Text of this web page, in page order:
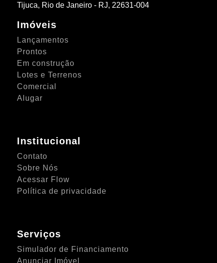
Tijuca, Rio de Janeiro - RJ, 22631-004
Imóveis
Lançamentos
Prontos
Em construção
Lotes e Terrenos
Comercial
Alugar
Institucional
Contato
Sobre Nós
Acessar Flow
Política de privacidade
Serviços
Simulador de Financiamento
Anunciar Imóvel